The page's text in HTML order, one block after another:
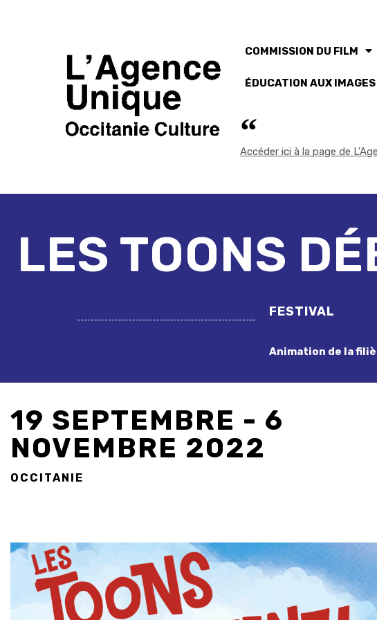
COMMISSION DU FILM
ÉDUCATION AUX IMAGES
Accéder ici à la page de
LES TOONS
FESTIVAL
Animation de la
19 SEPTEMBRE - 6
NOVEMBRE 2022
OCCITANIE